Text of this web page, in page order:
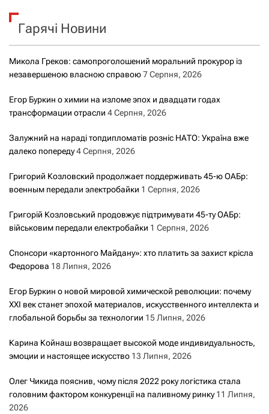
к
Гарячі Новини
Микола Греков: самопроголошений моральний прокурор із
незавершеною власною справою7 Серпня, 2026
Егор Буркин о химии на изломе эпох и двадцати годах
трансформации отрасли 4 Серпня, 2026
Залужний на нараді топдипломатів розніс НАТО: Україна вже
далеко попереду4 Серпня, 2026
Григорий Козловский продолжает поддерживать 45-ю ОАБр:
военным передали электробайки 1 Серпня, 2026
Григорій Козловський продовжує підтримувати 45-ту ОАБр:
військовим передали електробайки 1 Серпня, 2026
Спонсори «картонного Майдану»: хто платить за захист крісла
Федорова 18 Липня, 2026
Егор Буркин о новой мировой химической революции: почему
XXI век станет эпохой материалов, искусственного интеллекта и
глобальной борьбы за технологии 15 Липня, 2026
Карина Койнаш возвращает высокой моде индивидуальность,
эмоции и настоящее искусство 13 Липня, 2026
Олег Чикида пояснив, чому після 2022 року логістика стала
головним фактором конкуренції на паливному ринку 11 Липня,
2026